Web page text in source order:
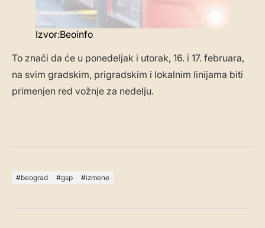
Izvor:Beoinfo
To znači da će u ponedeljak i utorak, 16. i 17. februara,
na svim gradskim, prigradskim i lokalnim linijama biti
primenjen red vožnje za nedelju.
beograd gsp izmene